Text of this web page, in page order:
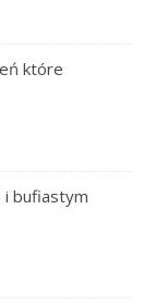
które
i bufiastym